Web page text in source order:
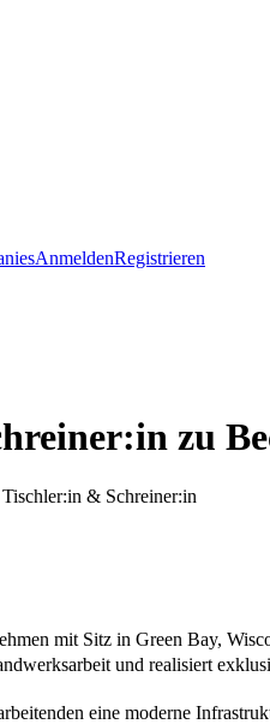
AnmeldenRegistrieren
zu
& Schreiner:in
mit Sitz in Green Bay,
und realisiert
eine moderne